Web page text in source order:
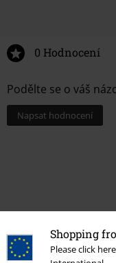
Shopping
Please click
0 Hodnocení
Podělte se o váš
Napsat hodnocení